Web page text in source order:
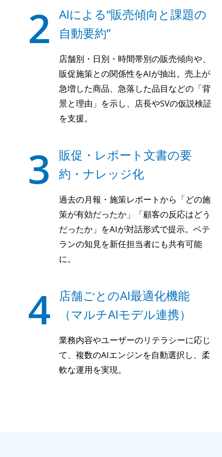
AIによる“販売傾向と課題の
自動要約”
2
店舗別・日別・時間帯別の販売傾向や、
販促施策との関係性をAIが抽出。売上が
急増した商品、急落した品目などの「背
景と理由」を示し、店長やSVの仮説検証
を支援。
販促・レポート文書の要
約・ナレッジ化
3
過去の月報・施策レポートから「どの施
策が有効だったか」「顧客の反応はどう
だったか」をAIが対話形式で提示。ベテ
ランの知見を新任担当者にも共有可能
に。
店舗ごとのAI最適化機能
（マルチAIモデル連携）
4
業務内容やユーザーのリテラシーに応じ
て、複数のAIエンジンを自動選択し、柔
軟な運用を実現。